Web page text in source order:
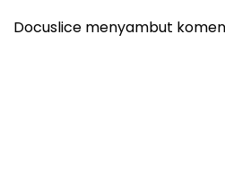
Docuslice menyambut